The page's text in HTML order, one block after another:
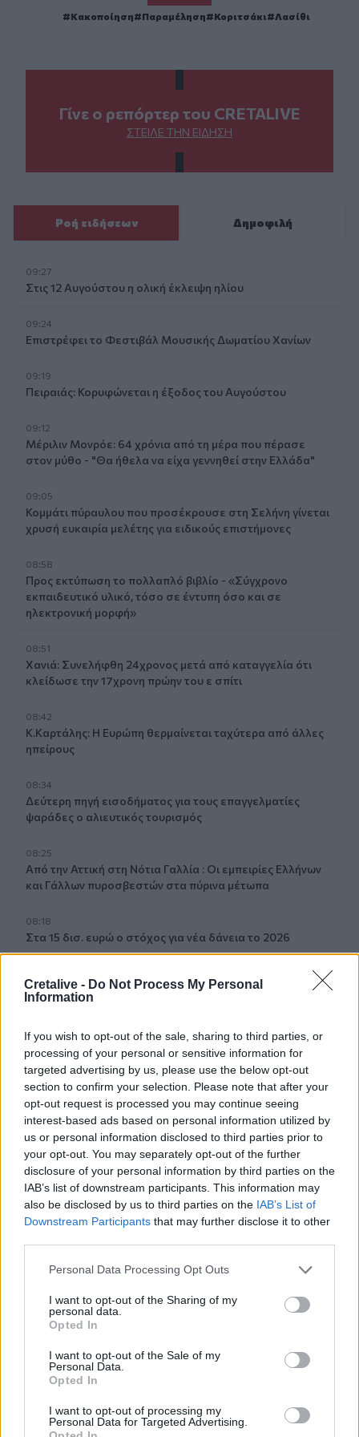
Cretalive - Do Not Process My Personal
Information
If you wish to opt-out of the sale, sharing to third parties, or
processing of your personal or sensitive information for
targeted advertising by us, please use the below opt-out
section to confirm your selection. Please note that after your
opt-out request is processed you may continue seeing
interest-based ads based on personal information utilized by
us or personal information disclosed to third parties prior to
your opt-out. You may separately opt-out of the further
disclosure of your personal information by third parties on the
IAB’s list of downstream participants. This information may
also be disclosed by us to third parties on the IAB’s List of
Downstream Participants that may further disclose it to other
Personal Data Processing Opt Outs
I want to opt-out of the Sharing of my
personal data.
Opted In
I want to opt-out of the Sale of my
Personal Data.
Opted In
I want to opt-out of processing my
Personal Data for Targeted Advertising.
Κακοποίηση Παραμέληση Κοριτσάκι Λασίθι
Γίνε ο ρεπόρτερ του CRETALIVE
ΣΤΕΊΛΕ ΤΗΝ ΕΊΔΗΣΗ
Ροή ειδήσεων Δημοφιλή
09:27
Στις 12 Αυγούστου η ολική έκλειψη ηλίου
09:24
Επιστρέφει το Φεστιβάλ Μουσικής Δωματίου Χανίων
09:19
Πειραιάς: Κορυφώνεται η έξοδος του Αυγούστου
09:12
Μέριλιν Μονρόε: 64 χρόνια από τη μέρα που πέρασε
στον μύθο - "Θα ήθελα να είχα γεννηθεί στην Ελλάδα"
09:05
Κομμάτι πύραυλου που προσέκρουσε στη Σελήνη γίνεται
χρυσή ευκαιρία μελέτης για ειδικούς επιστήμονες
08:58
Προς εκτύπωση το πολλαπλό βιβλίο - «Σύγχρονο
εκπαιδευτικό υλικό, τόσο σε έντυπη όσο και σε
ηλεκτρονική μορφή»
08:51
Χανιά: Συνελήφθη 24χρονος μετά από καταγγελία ότι
κλείδωσε την 17χρονη πρώην του ε σπίτι
08:42
Κ.Καρτάλης: Η Ευρώπη θερμαίνεται ταχύτερα από άλλες
ηπείρους
08:34
Δεύτερη πηγή εισοδήματος για τους επαγγελματίες
ψαράδες ο αλιευτικός τουρισμός
08:25
Από την Αττική στη Νότια Γαλλία : Οι εμπειρίες Ελλήνων
και Γάλλων πυροσβεστών στα πύρινα μέτωπα
08:18
Στα 15 δισ. ευρώ ο στόχος για νέα δάνεια το 2026
Τροχαίο στην Αθηνών–Σουνίου: Πώς έγινε η σύγκρουση
με τη μηχανή της «ΔΙΑΣ» – Δύο αστυνομικοί τραυματίες
08:05
Πινακίδες κυκλοφορίας: Πώς θα μπει τέλος στις
χρονοβόρες διαδικασίες
07:59
Καναδάς: Σε κατάσταση έκτακτης ανάγκης η Βρετανική
Κολομβία εξαιτίας των πυρκαγιών
07:52
Φωτιά σε εγκαταστάσεις της Aramco στη Σαουδική
Αραβία
07:45
των drones μετά το περιστατικό σε αεροδρόμιο
07:38
Τα πρωτοσέλιδα των εφημερίδων της Κυριακής
Ένας πρόσφυγας από τη Σμύρνη σχεδίασε το αυτοκίνητο
07:23